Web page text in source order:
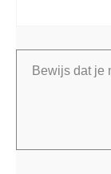
Bewijs dat je